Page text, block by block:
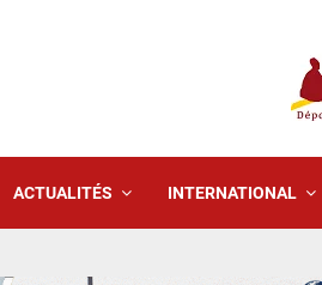
ACTUALITÉS INTERNATIONAL